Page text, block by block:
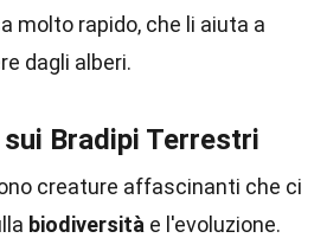
molto rapido, che li aiuta a
dagli alberi.
Bradipi Terrestri
creature affascinanti che ci
biodiversità e l'evoluzione.